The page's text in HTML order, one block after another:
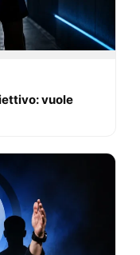
vuole